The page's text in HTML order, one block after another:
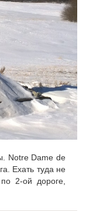
Notre Dame de
Ехать туда не
2-ой дороге,